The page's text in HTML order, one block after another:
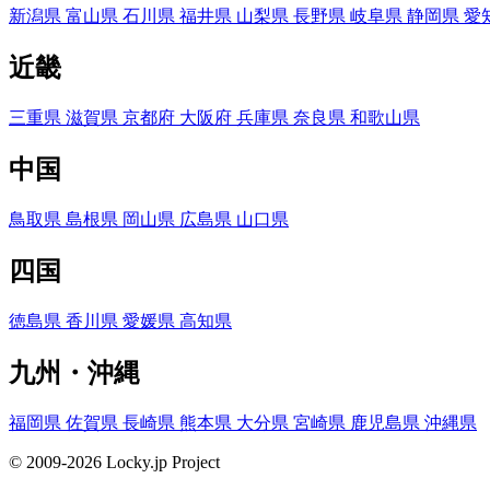
新潟県 富山県 石川県 福井県 山梨県 長野県 岐阜県 静岡県 愛
近畿
三重県 滋賀県 京都府 大阪府 兵庫県 奈良県 和歌山県
中国
鳥取県 島根県 岡山県 広島県 山口県
四国
徳島県 香川県 愛媛県 高知県
九州・沖縄
福岡県 佐賀県 長崎県 熊本県 大分県 宮崎県 鹿児島県 沖縄県
© 2009-2026 Locky.jp Project